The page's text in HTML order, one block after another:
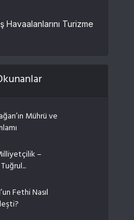
Turizme
Mührü ve
–
Fethi Nasıl